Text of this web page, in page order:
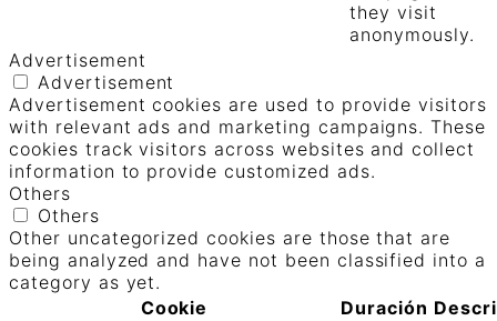
they visit
anonymously.
Advertisement
Advertisement
Advertisement cookies are used to provide visitors
with relevant ads and marketing campaigns. These
cookies track visitors across websites and collect
information to provide customized ads.
Others
Others
Other uncategorized cookies are those that are
being analyzed and have not been classified into a
category as yet.
Cookie
Duración